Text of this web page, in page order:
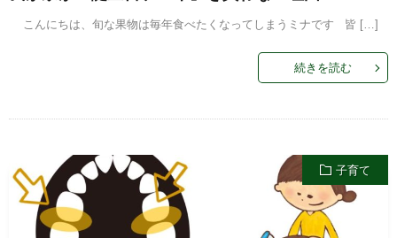
こんにちは、旬な果物は毎年食べたくなってしまうミナです 皆 […]
続きを読む
子育て